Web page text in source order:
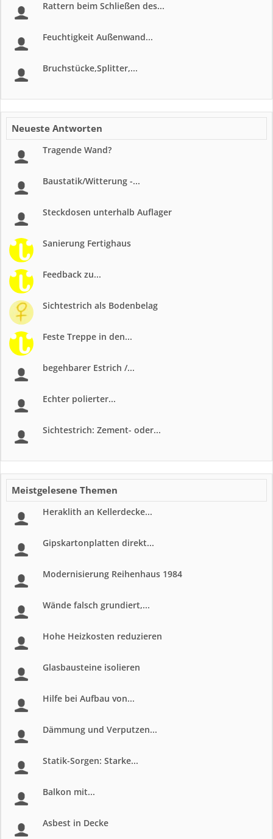
Rattern beim Schließen des...
Feuchtigkeit Außenwand...
Bruchstücke,Splitter,...
Neueste Antworten
Tragende Wand?
Baustatik/Witterung -...
Steckdosen unterhalb Auflager
Sanierung Fertighaus
Feedback zu...
Sichtestrich als Bodenbelag
Feste Treppe in den...
begehbarer Estrich /...
Echter polierter...
Sichtestrich: Zement- oder...
Meistgelesene Themen
Heraklith an Kellerdecke...
Gipskartonplatten direkt...
Modernisierung Reihenhaus 1984
Wände falsch grundiert,...
Hohe Heizkosten reduzieren
Glasbausteine isolieren
Hilfe bei Aufbau von...
Dämmung und Verputzen...
Statik-Sorgen: Starke...
Balkon mit...
Asbest in Decke